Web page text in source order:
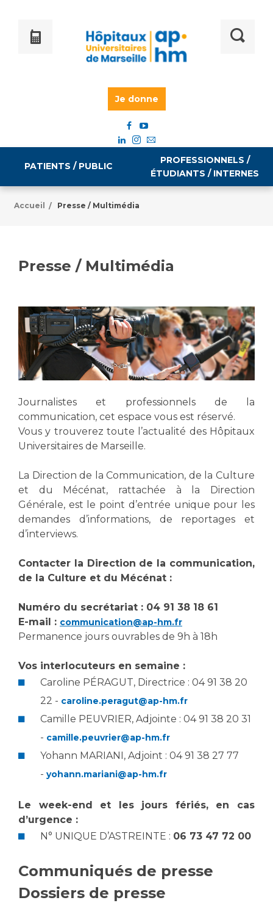
Je donne
PATIENTS / PUBLIC
Accès à votre dossier médical
Tarifs
Vous allez être hospitalisé(e)
Vous avez un examen d'imagerie ou de radiologie
à réaliser
Vous avez une analyse à réaliser
Vous venez en consultation
Infos COVID-19
Vivre ensemble à l'hôpital
Culture à l'hôpital
Laïcité et cultes
Les associations
Livret d'accueil
Transports sanitaires
Handicap
Handi 13
Pôle Médecine Physique et Réadaptation
Accueil sourds et malentendants
Charte Romain Jacob
Mouvement Parcours Handicap 13
Activité physique
Cancer
Médecine nucléaire
PROFESSIONNELS /
ÉTUDIANTS / INTERNES
Emploi / formation
Emplois administratifs
Emplois médicaux
Espace Formation
Étudiants hospitaliers
Emplois divers
Emplois socio-éducatifs
Statuts
Chercheurs
La recherche clinique à l'AP-HM
Plateforme des internes
Professionnels de santé
Adresser un patient
Réseaux de soins
Adresser un examen au Laboratoire de Biologie
Médicale
Cancérologie
Les pôles d'activité médicale
Anatomie et Cytologie Pathologiques
Centres de référence Maladies Rares
Plateforme d'Expertise Maladies Rares
Accueil / Presse / Multimédia
Presse / Multimédia
Journalistes et professionnels de la
communication, cet espace vous est réservé.
Vous y trouverez toute l’actualité des Hôpitaux
Universitaires de Marseille.
La Direction de la Communication, de la Culture
et du Mécénat, rattachée à la Direction
Générale, est le point d’entrée unique pour les
demandes d’informations, de reportages et
d’interviews.
Contacter la Direction de la communication,
de la Culture et du Mécénat :
Numéro du secrétariat : 04 91 38 18 61
E-mail : communication@ap-hm.fr
Permanence jours ouvrables de 9h à 18h
Vos interlocuteurs en semaine :
Caroline PÉRAGUT, Directrice : 04 91 38 20
22 - caroline.peragut@ap-hm.fr
Camille PEUVRIER, Adjointe : 04 91 38 20 31
- camille.peuvrier@ap-hm.fr
Yohann MARIANI, Adjoint : 04 91 38 27 77
- yohann.mariani@ap-hm.fr
Le week-end et les jours fériés, en cas
d’urgence :
N° UNIQUE D’ASTREINTE : 06 73 47 72 00
Communiqués de presse
Dossiers de presse